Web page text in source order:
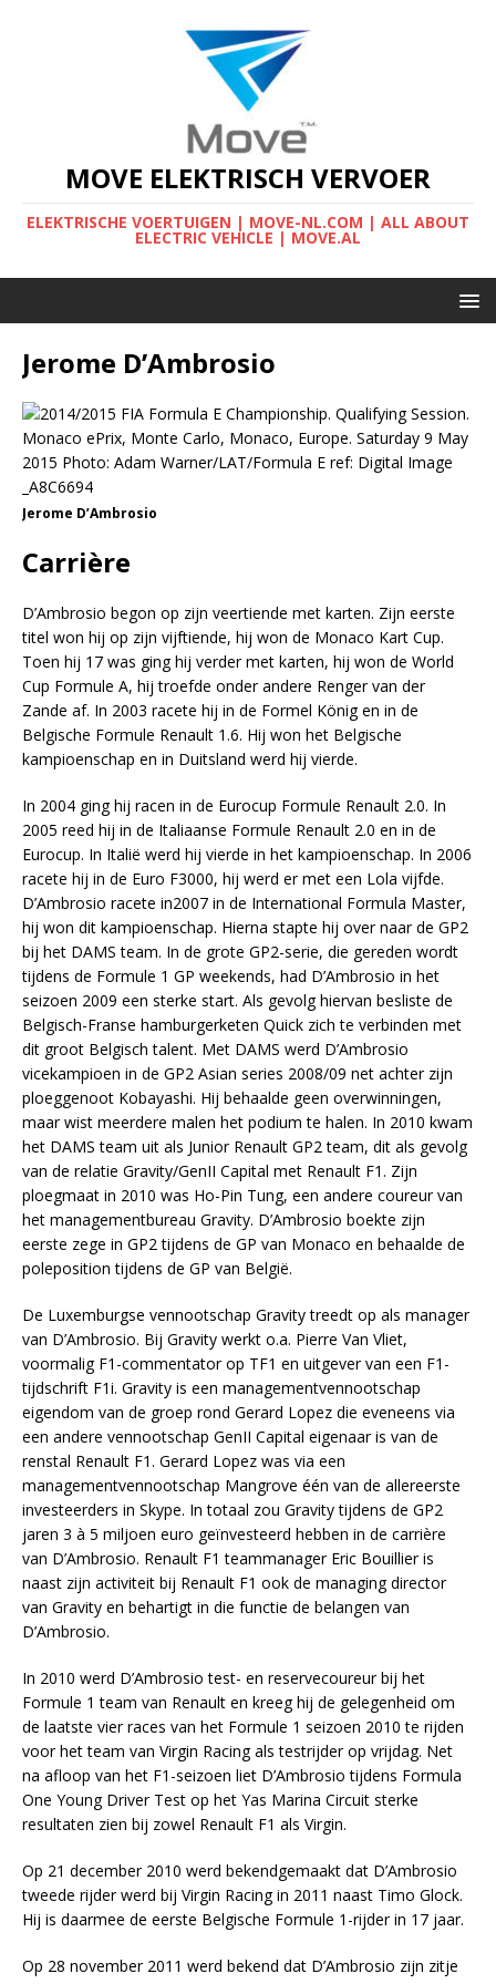
MOVE ELEKTRISCH VERVOER
ELEKTRISCHE VOERTUIGEN | MOVE-NL.COM | ALL ABOUT
ELECTRIC VEHICLE | MOVE.AL
Jerome D’Ambrosio
Jerome D’Ambrosio
Carrière
D’Ambrosio begon op zijn veertiende met karten. Zijn eerste
titel won hij op zijn vijftiende, hij won de Monaco Kart Cup.
Toen hij 17 was ging hij verder met karten, hij won de World
Cup Formule A, hij troefde onder andere Renger van der
Zande af. In 2003 racete hij in de Formel König en in de
Belgische Formule Renault 1.6. Hij won het Belgische
kampioenschap en in Duitsland werd hij vierde.
In 2004 ging hij racen in de Eurocup Formule Renault 2.0. In
2005 reed hij in de Italiaanse Formule Renault 2.0 en in de
Eurocup. In Italië werd hij vierde in het kampioenschap. In 2006
racete hij in de Euro F3000, hij werd er met een Lola vijfde.
D’Ambrosio racete in2007 in de International Formula Master,
hij won dit kampioenschap. Hierna stapte hij over naar de GP2
bij het DAMS team. In de grote GP2-serie, die gereden wordt
tijdens de Formule 1 GP weekends, had D’Ambrosio in het
seizoen 2009 een sterke start. Als gevolg hiervan besliste de
Belgisch-Franse hamburgerketen Quick zich te verbinden met
dit groot Belgisch talent. Met DAMS werd D’Ambrosio
vicekampioen in de GP2 Asian series 2008/09 net achter zijn
ploeggenoot Kobayashi. Hij behaalde geen overwinningen,
maar wist meerdere malen het podium te halen. In 2010 kwam
het DAMS team uit als Junior Renault GP2 team, dit als gevolg
van de relatie Gravity/GenII Capital met Renault F1. Zijn
ploegmaat in 2010 was Ho-Pin Tung, een andere coureur van
het managementbureau Gravity. D’Ambrosio boekte zijn
eerste zege in GP2 tijdens de GP van Monaco en behaalde de
poleposition tijdens de GP van België.
De Luxemburgse vennootschap Gravity treedt op als manager
van D’Ambrosio. Bij Gravity werkt o.a. Pierre Van Vliet,
voormalig F1-commentator op TF1 en uitgever van een F1-
tijdschrift F1i. Gravity is een managementvennootschap
eigendom van de groep rond Gerard Lopez die eveneens via
een andere vennootschap GenII Capital eigenaar is van de
renstal Renault F1. Gerard Lopez was via een
managementvennootschap Mangrove één van de allereerste
investeerders in Skype. In totaal zou Gravity tijdens de GP2
jaren 3 à 5 miljoen euro geïnvesteerd hebben in de carrière
van D’Ambrosio. Renault F1 teammanager Eric Bouillier is
naast zijn activiteit bij Renault F1 ook de managing director
van Gravity en behartigt in die functie de belangen van
D’Ambrosio.
In 2010 werd D’Ambrosio test- en reservecoureur bij het
Formule 1 team van Renault en kreeg hij de gelegenheid om
de laatste vier races van het Formule 1 seizoen 2010 te rijden
voor het team van Virgin Racing als testrijder op vrijdag. Net
na afloop van het F1-seizoen liet D’Ambrosio tijdens Formula
One Young Driver Test op het Yas Marina Circuit sterke
resultaten zien bij zowel Renault F1 als Virgin.
Op 21 december 2010 werd bekendgemaakt dat D’Ambrosio
tweede rijder werd bij Virgin Racing in 2011 naast Timo Glock.
Hij is daarmee de eerste Belgische Formule 1-rijder in 17 jaar.
Op 28 november 2011 werd bekend dat D’Ambrosio zijn zitje